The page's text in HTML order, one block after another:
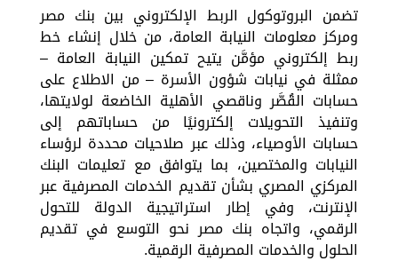
تضمن البروتوكول الربط الإلكتروني بين بنك مصر
ومركز معلومات النيابة العامة، من خلال إنشاء خط
ربط إلكتروني مؤمَّن يتيح تمكين النيابة العامة –
ممثلة في نيابات شؤون الأسرة – من الاطلاع على
حسابات القُصَّر وناقصي الأهلية الخاضعة لولايتها،
وتنفيذ التحويلات إلكترونيًا من حساباتهم إلى
حسابات الأوصياء، وذلك عبر صلاحيات محددة لرؤساء
النيابات والمختصين، بما يتوافق مع تعليمات البنك
المركزي المصري بشأن تقديم الخدمات المصرفية عبر
الإنترنت، وفي إطار استراتيجية الدولة للتحول
الرقمي، واتجاه بنك مصر نحو التوسع في تقديم
الحلول والخدمات المصرفية الرقمية.